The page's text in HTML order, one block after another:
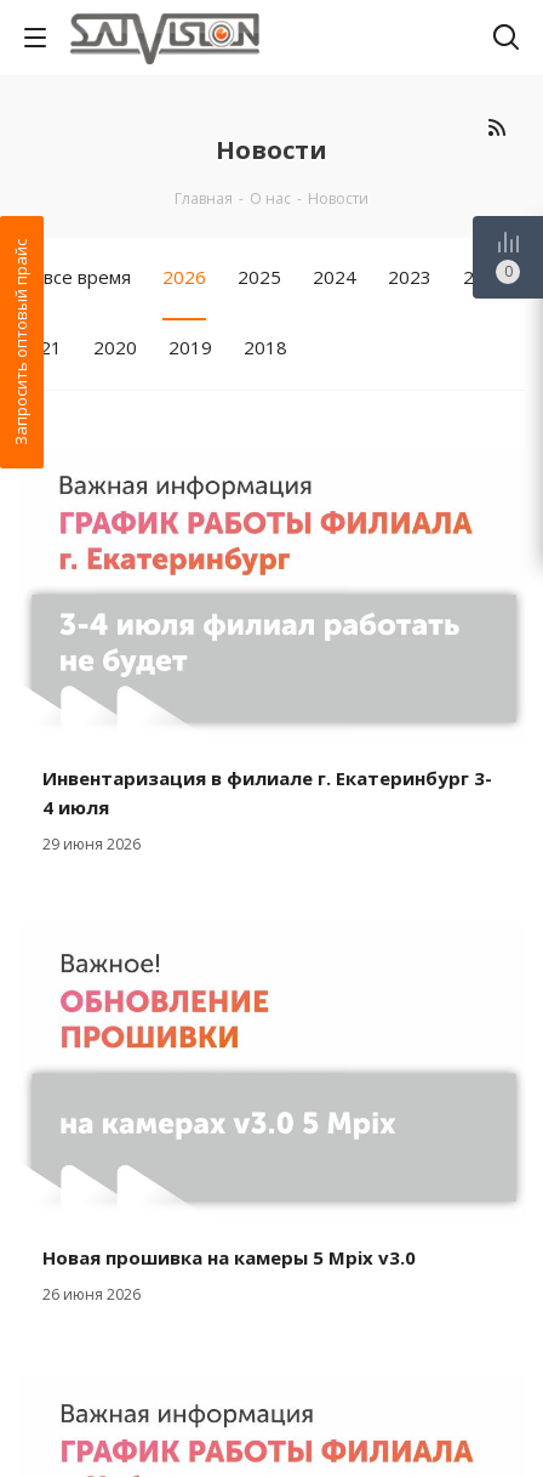
Новости
Главная - О нас - Новости
За все время 2026 2025 2024 2023 2022
2021 2020 2019 2018
Инвентаризация в филиале г. Екатеринбург 3-
4 июля
29 июня 2026
Новая прошивка на камеры 5 Mpix v3.0
26 июня 2026
Запросить оптовый прайс 0